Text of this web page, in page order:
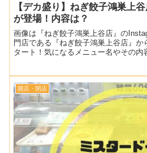
【デカ盛り】ねぎ餃子鴻巣上
が登場！内容は？
画像は『ねぎ餃子鴻巣上谷店』の
門店である『ねぎ餃子鴻巣上谷店』か
タート！気になるメニュー名やその内
開店・閉店